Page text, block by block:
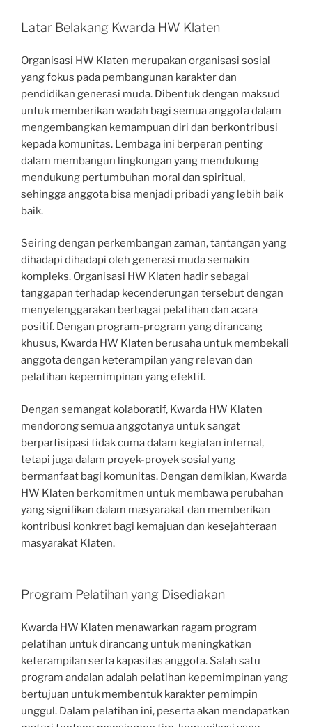
Latar Belakang Kwarda HW Klaten
Organisasi HW Klaten merupakan organisasi sosial
yang fokus pada pembangunan karakter dan
pendidikan generasi muda. Dibentuk dengan maksud
untuk memberikan wadah bagi semua anggota dalam
mengembangkan kemampuan diri dan berkontribusi
kepada komunitas. Lembaga ini berperan penting
dalam membangun lingkungan yang mendukung
mendukung pertumbuhan moral dan spiritual,
sehingga anggota bisa menjadi pribadi yang lebih baik
baik.
Seiring dengan perkembangan zaman, tantangan yang
dihadapi dihadapi oleh generasi muda semakin
kompleks. Organisasi HW Klaten hadir sebagai
tanggapan terhadap kecenderungan tersebut dengan
menyelenggarakan berbagai pelatihan dan acara
positif. Dengan program-program yang dirancang
khusus, Kwarda HW Klaten berusaha untuk membekali
anggota dengan keterampilan yang relevan dan
pelatihan kepemimpinan yang efektif.
Dengan semangat kolaboratif, Kwarda HW Klaten
mendorong semua anggotanya untuk sangat
berpartisipasi tidak cuma dalam kegiatan internal,
tetapi juga dalam proyek-proyek sosial yang
bermanfaat bagi komunitas. Dengan demikian, Kwarda
HW Klaten berkomitmen untuk membawa perubahan
yang signifikan dalam masyarakat dan memberikan
kontribusi konkret bagi kemajuan dan kesejahteraan
masyarakat Klaten.
Program Pelatihan yang Disediakan
Kwarda HW Klaten menawarkan ragam program
pelatihan untuk dirancang untuk meningkatkan
keterampilan serta kapasitas anggota. Salah satu
program andalan adalah pelatihan kepemimpinan yang
bertujuan untuk membentuk karakter pemimpin
unggul. Dalam pelatihan ini, peserta akan mendapatkan